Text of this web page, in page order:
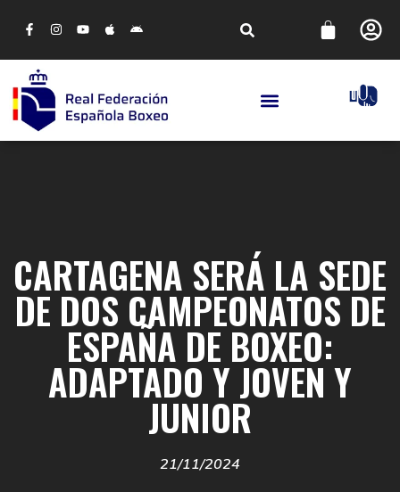
CARTAGENA SERÁ LA SEDE
DE DOS CAMPEONATOS DE
ESPAÑA DE BOXEO:
ADAPTADO Y JOVEN Y
JUNIOR
21/11/2024